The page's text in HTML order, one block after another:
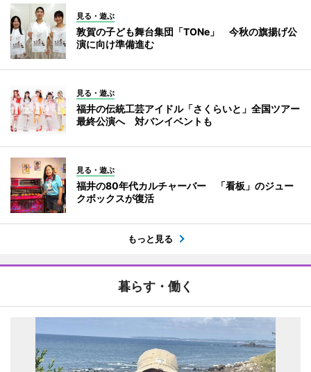
見る・遊ぶ
敦賀の子ども舞台集団「TONe」 今秋の旗揚げ公
演に向け準備進む
見る・遊ぶ
福井の伝統工芸アイドル「さくらいと」全国ツアー
最終公演へ 対バンイベントも
見る・遊ぶ
福井の80年代カルチャーバー 「看板」のジュー
クボックスが復活
もっと見る
暮らす・働く